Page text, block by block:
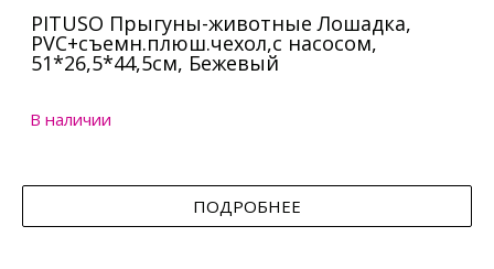
PITUSO Прыгуны-животные Лошадка,
PVC+съемн.плюш.чехол,с насосом,
51*26,5*44,5см, Бежевый
В наличии
ПОДРОБНЕЕ